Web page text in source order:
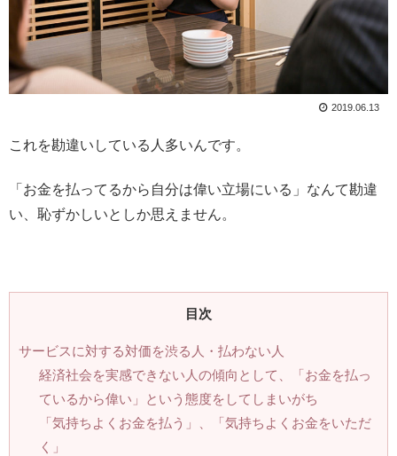
2019.06.13
これを勘違いしている人多いんです。
「お金を払ってるから自分は偉い立場にいる」なんて勘違
い、恥ずかしいとしか思えません。
目次
サービスに対する対価を渋る人・払わない人
経済社会を実感できない人の傾向として、「お金を払っ
ているから偉い」という態度をしてしまいがち
「気持ちよくお金を払う」、「気持ちよくお金をいただ
く」